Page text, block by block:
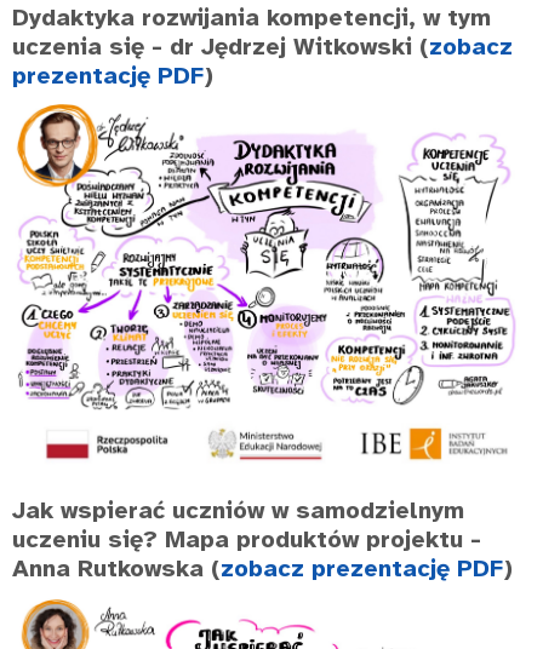
Dydaktyka rozwijania kompetencji, w tym
uczenia się - dr Jędrzej Witkowski (zobacz
prezentację PDF)
Jak wspierać uczniów w samodzielnym
uczeniu się? Mapa produktów projektu -
Anna Rutkowska (zobacz prezentację PDF)